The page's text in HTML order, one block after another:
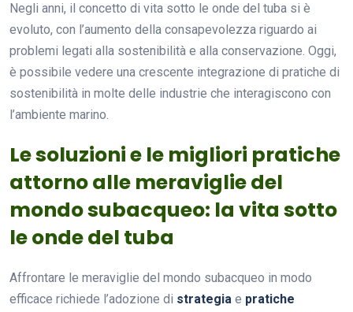
Negli anni, il concetto di vita sotto le onde del tuba si è
evoluto, con l’aumento della consapevolezza riguardo ai
problemi legati alla sostenibilità e alla conservazione. Oggi,
è possibile vedere una crescente integrazione di pratiche di
sostenibilità in molte delle industrie che interagiscono con
l’ambiente marino.
Le soluzioni e le migliori pratiche
attorno alle meraviglie del
mondo subacqueo: la vita sotto
le onde del tuba
Affrontare le meraviglie del mondo subacqueo in modo
efficace richiede l’adozione di strategia e pratiche